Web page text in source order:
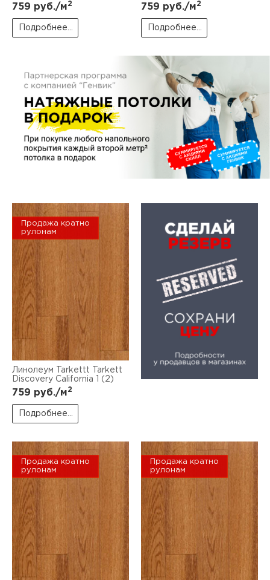
759 руб./м2
Подробнее...
759 руб./м2
Подробнее...
Продажа кратно
рулонам
Линолеум Tarkettt Tarkett
Discovery California 1 (2)
759 руб./м2
Подробнее...
Продажа кратно
рулонам
Продажа кратно
рулонам